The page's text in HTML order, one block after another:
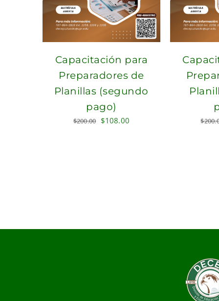
Capacitación para
Preparadores de
Planillas (segundo
pago)
$200.00 Original
$108.00 $